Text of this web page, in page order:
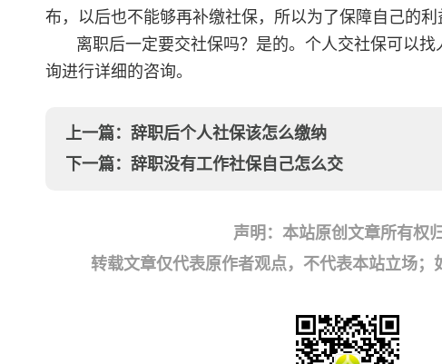
布，以后也不能够再补缴社保，所以为了保障自己的利
离职后一定要交社保吗？是的。个人交社保可以找
询进行详细的咨询。
上一篇： 辞职后个人社保该怎么缴纳
下一篇： 辞职没有工作社保自己怎么交
声明：本站原创文章所有权
转载文章仅代表原作者观点，不代表本站立场